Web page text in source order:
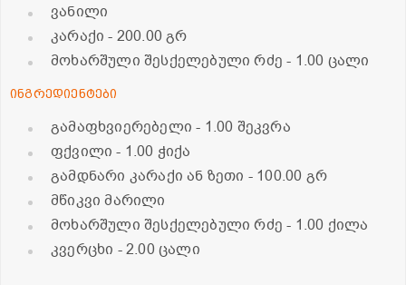
ვანილი
კარაქი- 200.00 გრ
მოხარშული შესქელებული რძე- 1.00 ცალი
ინგრედიენტები
გამაფხვიერებელი- 1.00 შეკვრა
ფქვილი- 1.00 ჭიქა
გამდნარი კარაქი ან ზეთი - 100.00 გრ
მწიკვი მარილი
მოხარშული შესქელებული რძე- 1.00 ქილა
კვერცხი - 2.00 ცალი